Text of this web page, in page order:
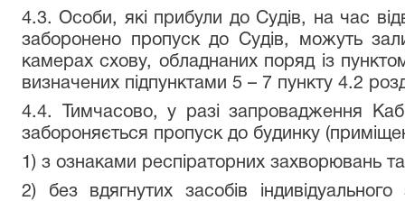
4.3. Особи, які прибули до Судів, на час
заборонено пропуск до Судів, можуть
камерах схову, обладнаних поряд із
визначених підпунктами 5 – 7 пункту 4.2
4.4. Тимчасово, у разі запровадження
забороняється пропуск до будинку
1) з ознаками респіраторних захворювань
2) без вдягнутих засобів